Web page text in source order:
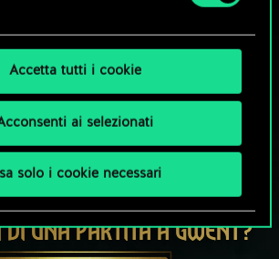
Accetta tutti i cookie
ai selezionati
solo i cookie necessari
DI UNA PARTITA A GWENT?